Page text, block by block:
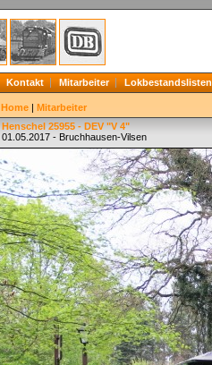
Kontakt Mitarbeiter Lokbestandslisten
Home | Mitarbeiter
Henschel 25955 - DEV "V 4"
01.05.2017 - Bruchhausen-Vilsen